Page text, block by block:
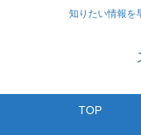
知りたい情報を
TOP